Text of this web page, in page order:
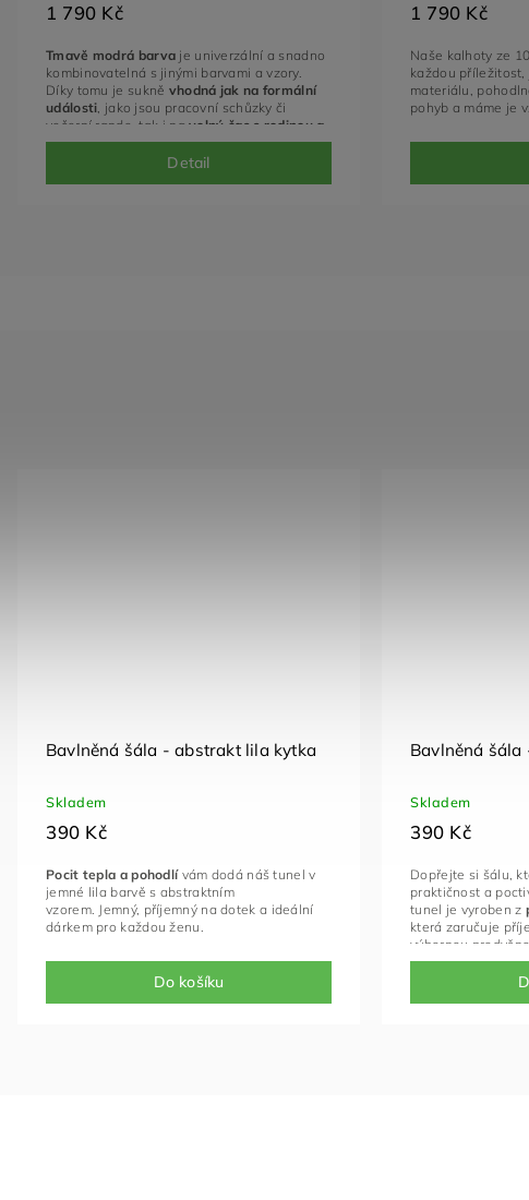
1 790 Kč
Detail
Tmavě modrá barva je univerzální a snadno
kombinovatelná s jinými barvami a vzory.
Díky tomu je sukně vhodná jak na formální
události jako jsou pracovní schůzky či
večerní rande, tak i navolný čas s rodinou a
přáteli.V tmavě modré sukni se budete cítit
sebevědomě a elegantně v každé situaci.
1 790 Kč
Naše kalhoty ze
každou
materiálu,
pohyb a máme je
Bavlněná šála - abstrakt lila kytka
Skladem
390 Kč
Do košíku
Pocit tepla a pohodlívám dodá náš tunel v
jemné lila barvě s abstraktním
vzorem. Jemný, příjemný na dotek a ideální
dárkem pro každou ženu.
Bavlněná šála
Skladem
390 Kč
Dopřejte si šálu,
praktičnost a
tunel je vyroben z
která zaručuje
výbornou
unisexovým, lze